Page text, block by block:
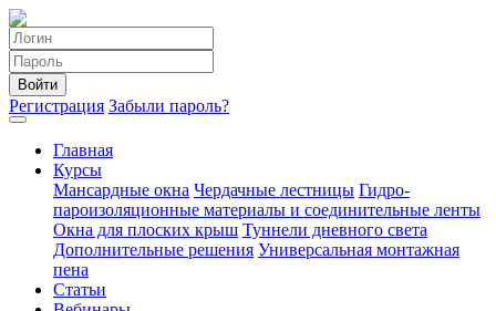
Войти
Регистрация Забыли пароль?
Главная
Курсы
Мансардные окна Чердачные лестницы Гидро-
пароизоляционные материалы и соединительные ленты
Окна для плоских крыш Туннели дневного света
Дополнительные решения Универсальная монтажная
пена
Статьи